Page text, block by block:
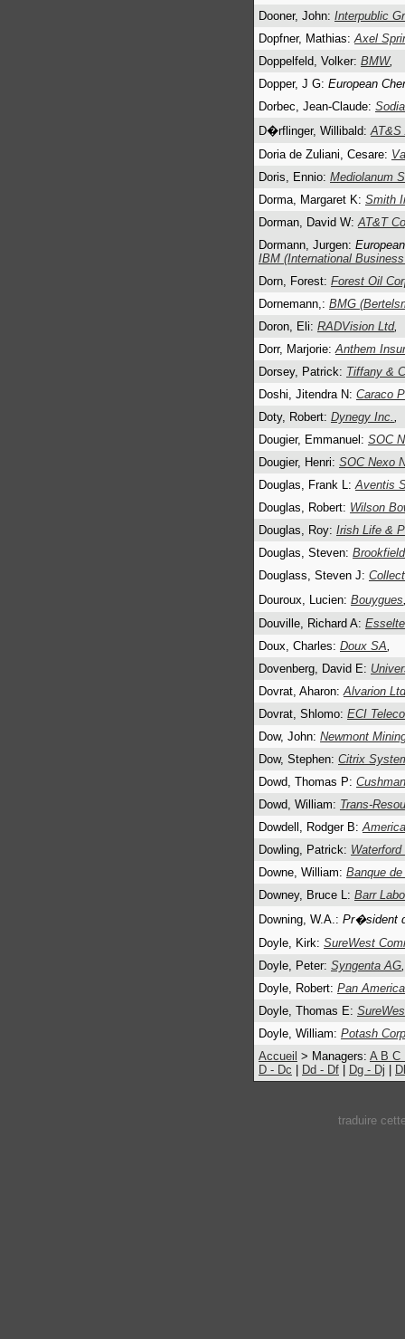
Dooner, John: Interpublic
Dopfner, Mathias:Axel
Doppelfeld, Volker: BMW,
Dopper, J G: European
Dorbec, Jean-Claude:
D�rflinger, Willibald:AT&S
Doria de Zuliani, Cesare:
Doris, Ennio: Mediolanum
Dorma, Margaret K: Smith
Dorman, David W:AT&T
Dormann, Jurgen:
IBM (International
Dorn, Forest: Forest Oil
Dornemann,: BMG
Doron, Eli: RADVision Ltd,
Dorr, Marjorie:Anthem
Dorsey, Patrick: Tiffany &
Doshi, Jitendra N: Caraco
Doty, Robert: Dynegy Inc.,
Dougier, Emmanuel: SOC
Dougier, Henri: SOC Nexo
Douglas, Frank L:Aventis
Douglas, Robert: Wilson
Douglas, Roy: Irish Life &
Douglas, Steven:
Douglass, Steven J:
Douroux, Lucien: Bouygues
Douville, Richard A:
Doux, Charles: Doux SA,
Dovenberg, David E:
Dovrat, Aharon:Alvarion
Dovrat, Shlomo: ECI
Dow, John: Newmont
Dow, Stephen: Citrix
Dowd, Thomas P:
Dowd, William: Trans-
Dowdell, Rodger B:
Dowling, Patrick:
Downe, William: Banque
Downey, Bruce L: Barr
Downing, W.A.: Pr�sident
Doyle, Kirk: SureWest
Doyle, Peter: Syngenta AG,
Doyle, Robert: Pan
Doyle, Thomas E:
Doyle, William: Potash
Accueil > Managers: A B C
D - Dc
Dd - Df Dg - Dj
traduire